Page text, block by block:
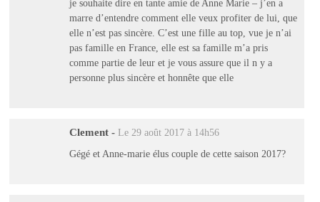
je souhaite dire en tante amie de Anne Marie – j’en a
marre d’entendre comment elle veux profiter de lui, que
elle n’est pas sincère. C’est une fille au top, vue je n’ai
pas famille en France, elle est sa famille m’a pris
comme partie de leur et je vous assure que il n y a
personne plus sincère et honnête que elle
Clement - Le 29 août 2017 à 14h56
Gégé et Anne-marie élus couple de cette saison 2017?